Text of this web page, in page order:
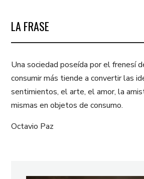
LA FRASE
Una sociedad poseída por el frenesí
consumir más tiende a convertir las
sentimientos, el arte, el amor, la
mismas en objetos de consumo.
Octavio Paz